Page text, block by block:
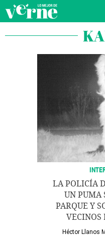
LA POLICÍA
UN PUMA
PARQUE Y
VECINOS
Héctor Llanos